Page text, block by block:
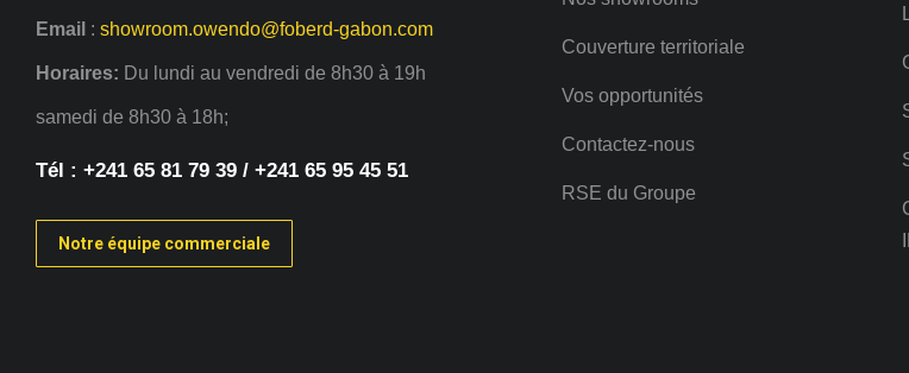
Email : showroom.owendo@foberd-gabon.com
Horaires: Du lundi au vendredi de 8h30 à 19h
samedi de 8h30 à 18h;
Tél : +241 65 81 79 39 / +241 65 95 45 51
Notre équipe commerciale
Couverture territoriale
Vos opportunités
Contactez-nous
RSE du Groupe